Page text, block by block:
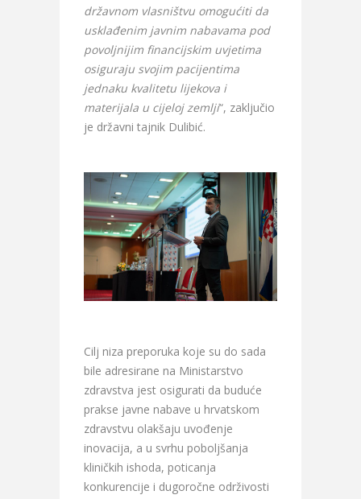
državnom vlasništvu omogućiti da
usklađenim javnim nabavama pod
povoljnijim financijskim uvjetima
osiguraju svojim pacijentima
jednaku kvalitetu lijekova i
materijala u cijeloj zemlji“, zaključio
je državni tajnik Dulibić.
Cilj niza preporuka koje su do sada
bile adresirane na Ministarstvo
zdravstva jest osigurati da buduće
prakse javne nabave u hrvatskom
zdravstvu olakšaju uvođenje
inovacija, a u svrhu poboljšanja
kliničkih ishoda, poticanja
konkurencije i dugoročne održivosti